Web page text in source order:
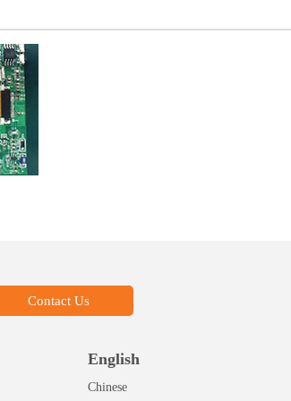
Contact Us
English
Chinese